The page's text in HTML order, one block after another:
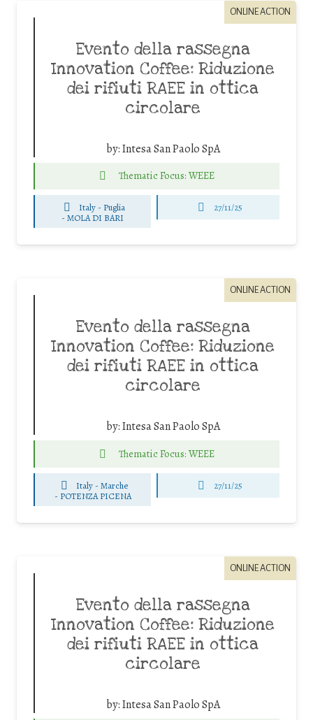
ONLINE ACTION
Evento della rassegna
Innovation Coffee: Riduzione
dei rifiuti RAEE in ottica
circolare
by:Intesa San Paolo SpA
Thematic Focus: WEEE
Italy - Puglia
-MOLA DI BARI
27/11/25
ONLINE ACTION
Evento della rassegna
Innovation Coffee: Riduzione
dei rifiuti RAEE in ottica
circolare
by:Intesa San Paolo SpA
Thematic Focus: WEEE
Italy - Marche
- POTENZA PICENA
27/11/25
ONLINE ACTION
Evento della rassegna
Innovation Coffee: Riduzione
dei rifiuti RAEE in ottica
circolare
by:Intesa San Paolo SpA